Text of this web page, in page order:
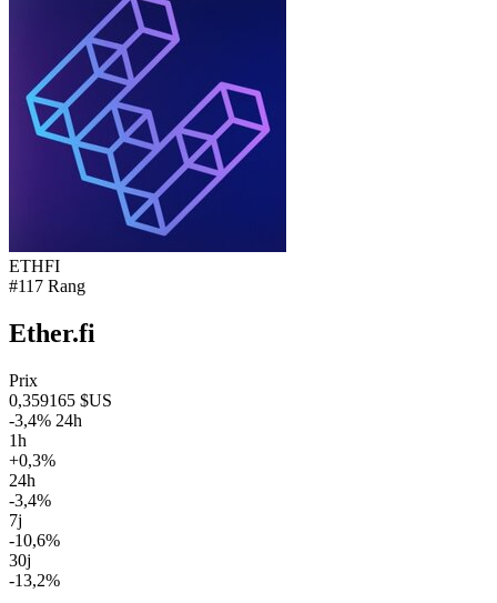
ETHFI
#117 Rang
Ether.fi
Prix
0,359165 $US
-3,4% 24h
1h
+0,3%
24h
-3,4%
7j
-10,6%
30j
-13,2%